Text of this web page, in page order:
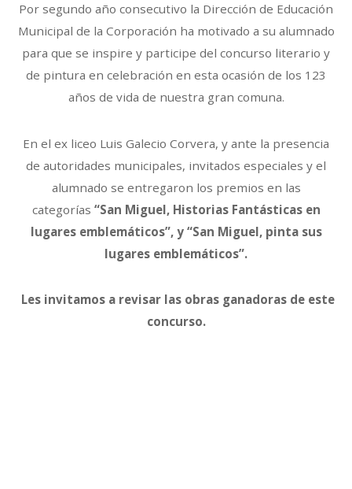
Por segundo año consecutivo la Dirección de Educación
Municipal de la Corporación ha motivado a su alumnado
para que se inspire y participe del concurso literario y
de pintura en celebración en esta ocasión de los 123
años de vida de nuestra gran comuna.
En el ex liceo Luis Galecio Corvera, y ante la presencia
de autoridades municipales, invitados especiales y el
alumnado se entregaron los premios en las
categorías “San Miguel, Historias Fantásticas en
lugares emblemáticos”, y “San Miguel, pinta sus
lugares emblemáticos”.
Les invitamos a revisar las obras ganadoras de este
concurso.